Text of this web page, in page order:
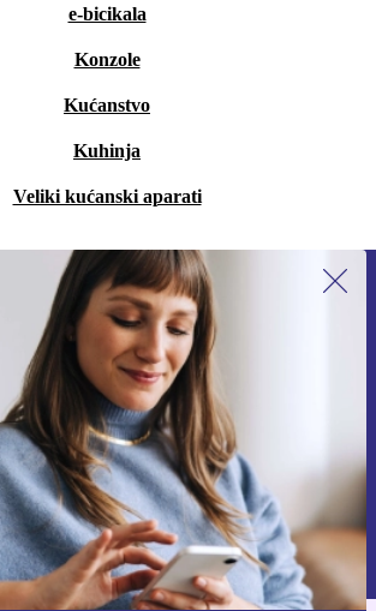
e-bicikala
Konzole
Kućanstvo
Kuhinja
Veliki kućanski aparati
Prijavi se na newsletter!
Nikad više ne propusti ponudu.
Zatraži kupon
osobnih podataka možeš pronaći u našim
.